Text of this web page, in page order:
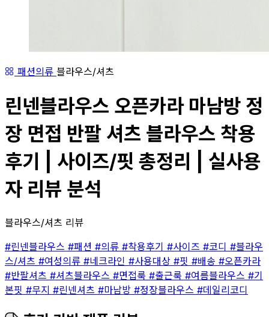
패션의류 블라우스/셔츠
린넨블라우스 오픈카라 마남방 정
장 면접 반팔 셔츠 블라우스 착용
후기 | 사이즈/핏 총정리 | 실사용
자 리뷰 분석
블라우스/셔츠 리뷰
#린넨블라우스 #패션 #의류 #착용후기 #사이즈 #코디 #블라우
스/셔츠 #여성의류 #네크라인 #사용대상 #핏 #배송 #오픈카라
#반팔셔츠 #셔츠블라우스 #면접룩 #출근룩 #여름블라우스 #기
본핏 #무지 #린넨셔츠 #마남방 #정장블라우스 #데일리코디